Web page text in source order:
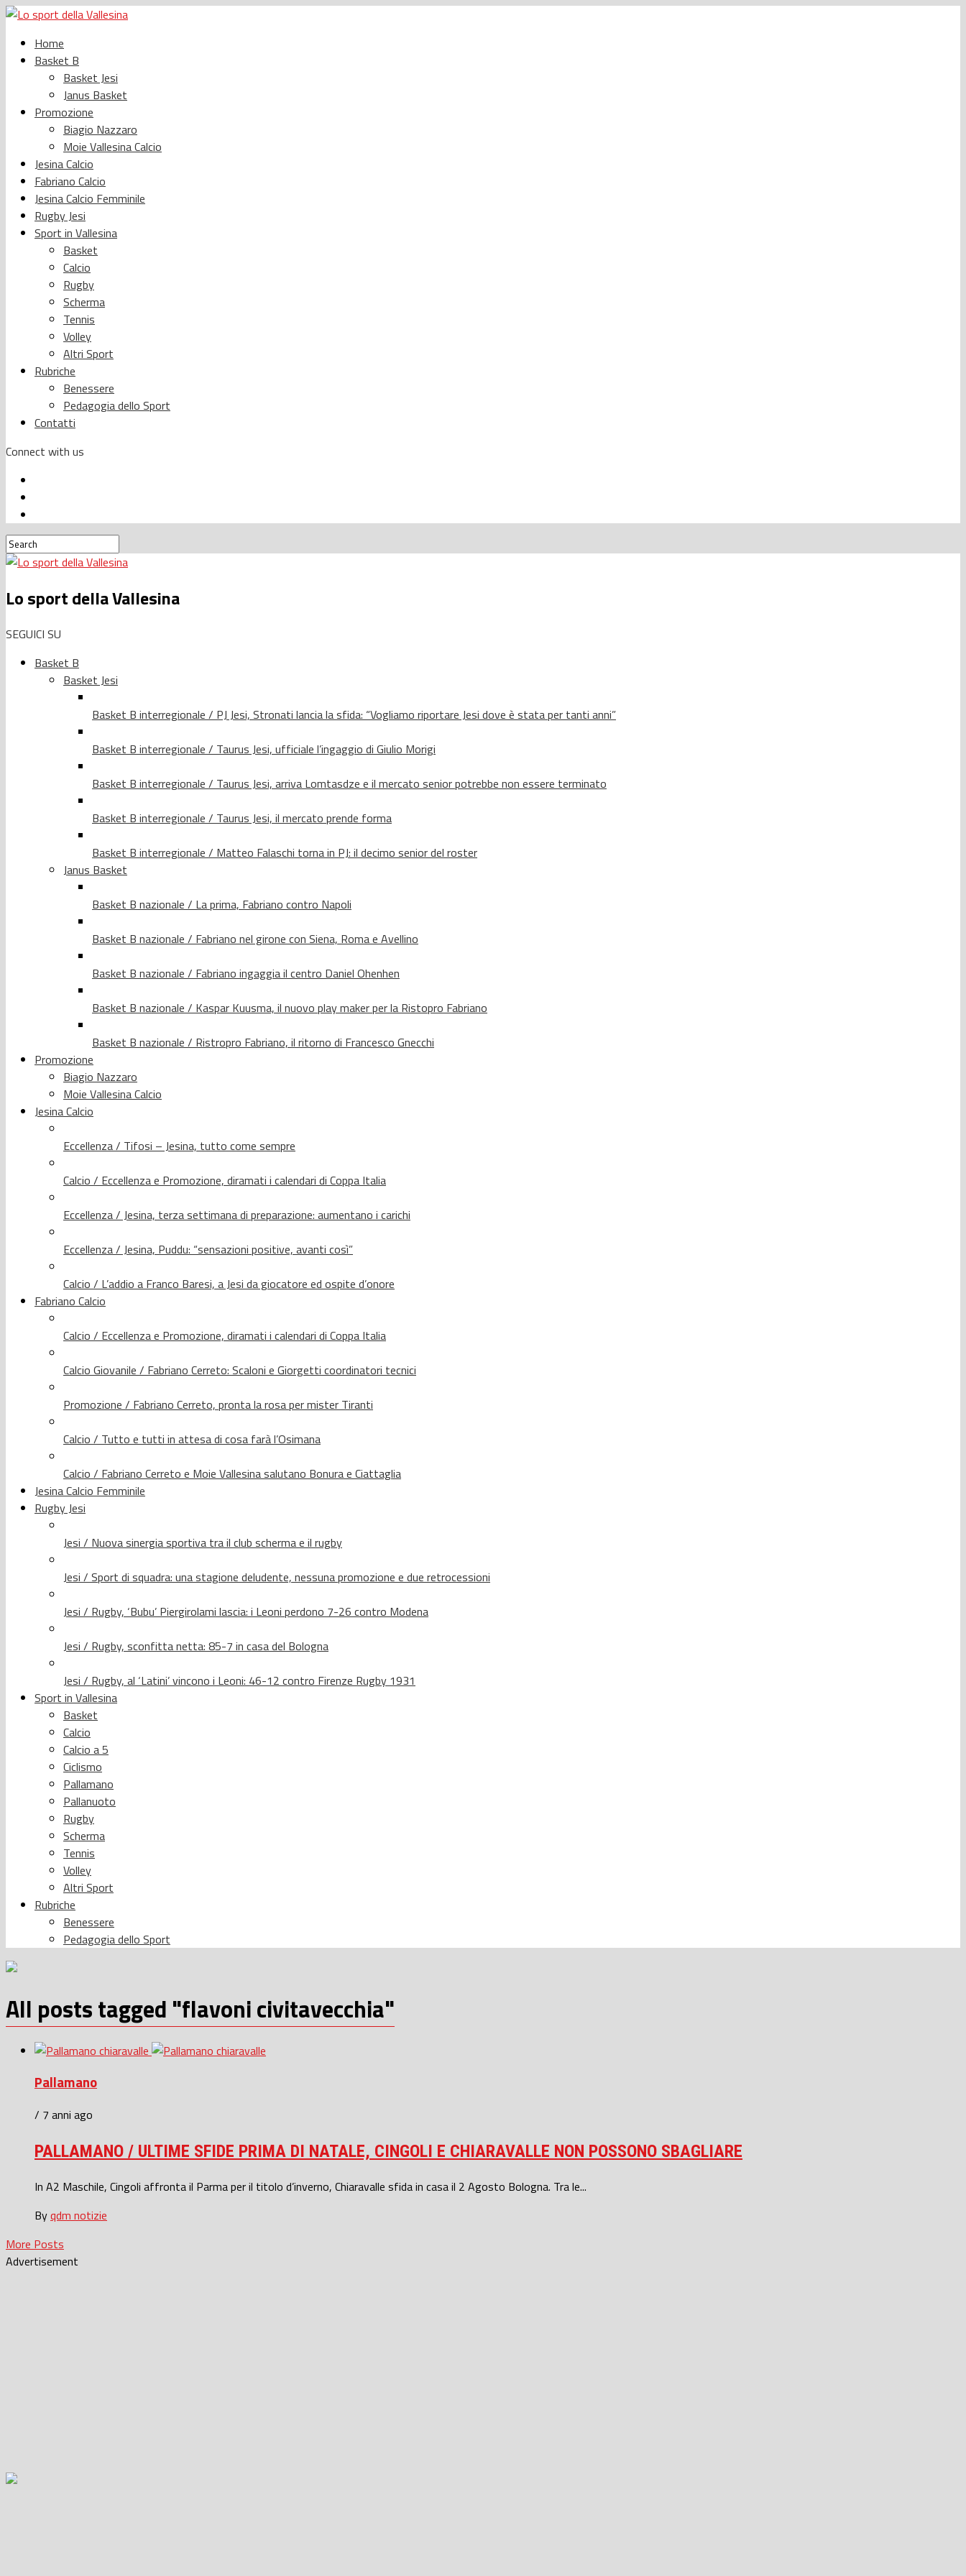
Home
Basket B
Basket Jesi
Janus Basket
Promozione
Biagio Nazzaro
Moie Vallesina Calcio
Jesina Calcio
Fabriano Calcio
Jesina Calcio Femminile
Rugby Jesi
Sport in Vallesina
Basket
Calcio
Rugby
Scherma
Tennis
Volley
Altri Sport
Rubriche
Benessere
Pedagogia dello Sport
Contatti
Connect with us
Lo sport della Vallesina
SEGUICI SU
Basket B
Basket Jesi
Basket B interregionale / PJ Jesi, Stronati lancia la sfida: “Vogliamo riportare Jesi dove è stata per tanti anni”
Basket B interregionale / Taurus Jesi, ufficiale l’ingaggio di Giulio Morigi
Basket B interregionale / Taurus Jesi, arriva Lomtasdze e il mercato senior potrebbe non essere terminato
Basket B interregionale / Taurus Jesi, il mercato prende forma
Basket B interregionale / Matteo Falaschi torna in PJ: il decimo senior del roster
Janus Basket
Basket B nazionale / La prima, Fabriano contro Napoli
Basket B nazionale / Fabriano nel girone con Siena, Roma e Avellino
Basket B nazionale / Fabriano ingaggia il centro Daniel Ohenhen
Basket B nazionale / Kaspar Kuusma, il nuovo play maker per la Ristopro Fabriano
Basket B nazionale / Ristropro Fabriano, il ritorno di Francesco Gnecchi
Promozione
Biagio Nazzaro
Moie Vallesina Calcio
Jesina Calcio
Eccellenza / Tifosi – Jesina, tutto come sempre
Calcio / Eccellenza e Promozione, diramati i calendari di Coppa Italia
Eccellenza / Jesina, terza settimana di preparazione: aumentano i carichi
Eccellenza / Jesina, Puddu: “sensazioni positive, avanti così”
Calcio / L’addio a Franco Baresi, a Jesi da giocatore ed ospite d’onore
Fabriano Calcio
Calcio / Eccellenza e Promozione, diramati i calendari di Coppa Italia
Calcio Giovanile / Fabriano Cerreto: Scaloni e Giorgetti coordinatori tecnici
Promozione / Fabriano Cerreto, pronta la rosa per mister Tiranti
Calcio / Tutto e tutti in attesa di cosa farà l’Osimana
Calcio / Fabriano Cerreto e Moie Vallesina salutano Bonura e Ciattaglia
Jesina Calcio Femminile
Rugby Jesi
Jesi / Nuova sinergia sportiva tra il club scherma e il rugby
Jesi / Sport di squadra: una stagione deludente, nessuna promozione e due retrocessioni
Jesi / Rugby, ‘Bubu’ Piergirolami lascia: i Leoni perdono 7-26 contro Modena
Jesi / Rugby, sconfitta netta: 85-7 in casa del Bologna
Jesi / Rugby, al ‘Latini’ vincono i Leoni: 46-12 contro Firenze Rugby 1931
Sport in Vallesina
Basket
Calcio
Calcio a 5
Ciclismo
Pallamano
Pallanuoto
Rugby
Scherma
Tennis
Volley
Altri Sport
Rubriche
Benessere
Pedagogia dello Sport
All posts tagged "flavoni civitavecchia"
Pallamano
/ 7 anni ago
PALLAMANO / ULTIME SFIDE PRIMA DI NATALE, CINGOLI E CHIARAVALLE NON POSSONO SBAGLIARE
In A2 Maschile, Cingoli affronta il Parma per il titolo d’inverno, Chiaravalle sfida in casa il 2 Agosto Bologna. Tra le...
Byqdm notizie
More Posts
Advertisement